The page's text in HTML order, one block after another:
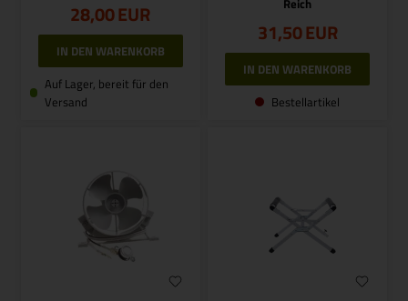
28,00EUR
Auf Lager, bereit für den
Versand
31,50EUR
Bestellartikel